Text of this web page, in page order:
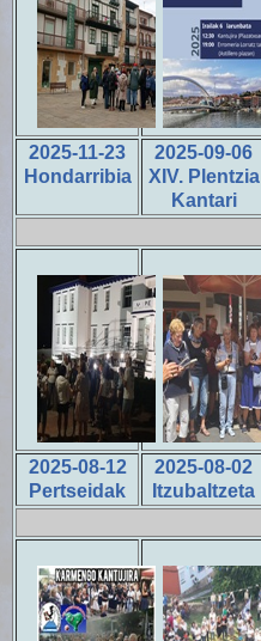
2025-11-23
Hondarribia
2025-09-06
XIV. Plentzia
Kantari
2025-08-12
Pertseidak
2025-08-02
Itzubaltzeta